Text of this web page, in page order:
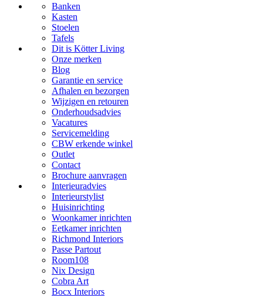
Banken
Kasten
Stoelen
Tafels
Dit is Kötter Living
Onze merken
Blog
Garantie en service
Afhalen en bezorgen
Wijzigen en retouren
Onderhoudsadvies
Vacatures
Servicemelding
CBW erkende winkel
Outlet
Contact
Brochure aanvragen
Interieuradvies
Interieurstylist
Huisinrichting
Woonkamer inrichten
Eetkamer inrichten
Richmond Interiors
Passe Partout
Room108
Nix Design
Cobra Art
Bocx Interiors